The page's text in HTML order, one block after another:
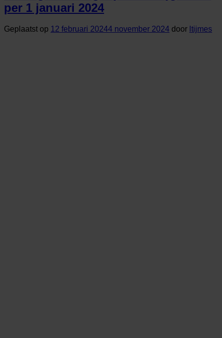
per 1 januari 2024
Geplaatst op 12 februari 20244 november 2024 door ltijmes